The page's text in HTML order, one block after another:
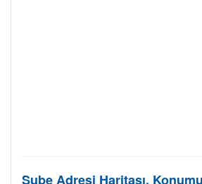
Şube Adresi Haritası,